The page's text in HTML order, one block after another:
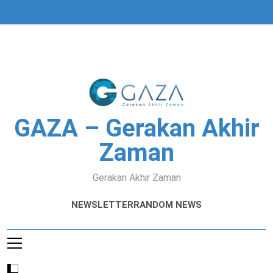
GAZA – Gerakan Akhir
Zaman
Gerakan Akhir Zaman
NEWSLETTERRANDOM NEWS